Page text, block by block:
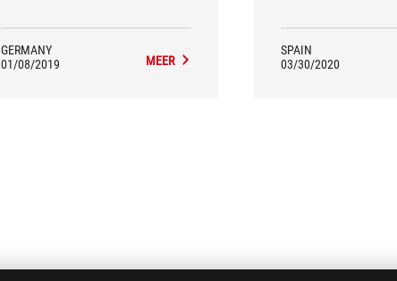
GERMANY
01/08/2019
MEER
SPAIN
03/30/2020